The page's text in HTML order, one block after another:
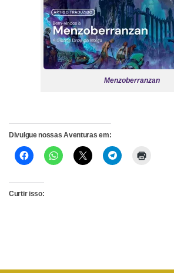
Menzoberranzan
Divulgue nossas Aventuras em:
Curtir isso: